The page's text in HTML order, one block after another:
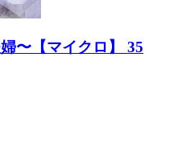
〜【マイクロ】 35